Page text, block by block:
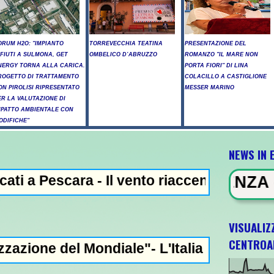
H2O: "IMPIANTO
A SULMONA, GET
TORNA ALLA CARICA.
DI TRATTAMENTO
PIROLISI RIPRESENTATO
LA VALUTAZIONE DI
AMBIENTALE CON
TORREVECCHIA TEATINA
OMBELICO D’ABRUZZO
PRESENTAZIONE DEL
ROMANZO "IL MARE NON
PORTA FIORI" DI LINA
COLACILLO A CASTIGLIONE
MESSER MARINO
vento riaccende il rogo nell'Aquilano,
L'Italia U21 il 5 ottobre a
NEWS IN
IN EVIDENZA - Trump,